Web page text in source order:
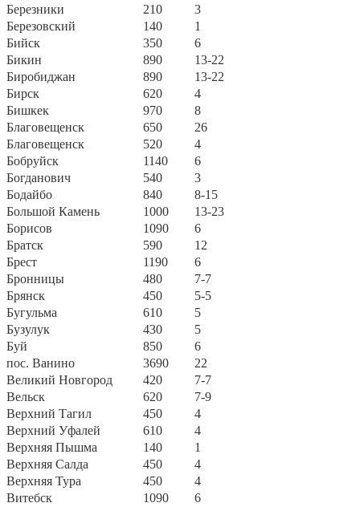
Березники
210
3
Березовский
140
1
Бийск
350
6
Бикин
890
13-22
Биробиджан
890
13-22
Бирск
620
4
Бишкек
970
8
Благовещенск
650
26
Благовещенск
520
4
Бобруйск
1140
6
Богданович
540
3
Бодайбо
840
8-15
Большой Камень
1000
13-23
Борисов
1090
6
Братск
590
12
Брест
1190
6
Бронницы
480
7-7
Брянск
450
5-5
Бугульма
610
5
Бузулук
430
5
Буй
850
6
пос. Ванино
3690
22
Великий Новгород
420
7-7
Вельск
620
7-9
Верхний Тагил
450
4
Верхний Уфалей
610
4
Верхняя Пышма
140
1
Верхняя Салда
450
4
Верхняя Тура
450
4
Витебск
1090
6